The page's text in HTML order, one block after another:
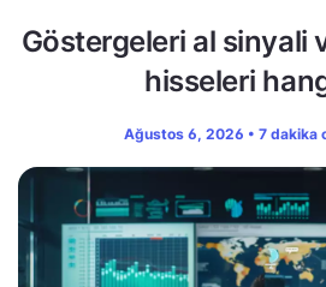
Göstergeleri al sinyali
hisseleri
Ağustos 6, 2026 • 7 dakika